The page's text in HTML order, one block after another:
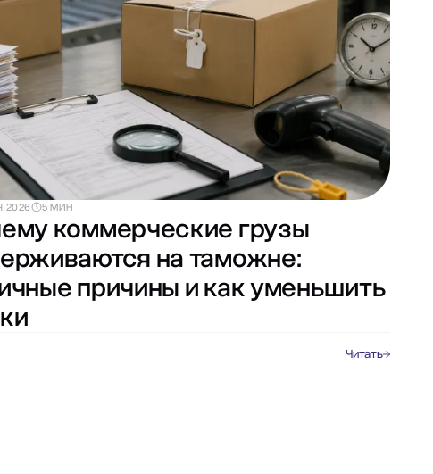
2026 5 МИН
коммерческие грузы
на таможне:
причины и как уменьшить
Читать